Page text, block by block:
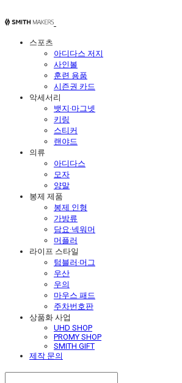
스포츠
아디다스 저지
사인볼
훈련 용품
시즌권 카드
악세서리
뱃지·마그넷
키링
스티커
랜야드
의류
아디다스
모자
양말
봉제 제품
봉제 인형
가방류
담요·넥워머
머플러
라이프 스타일
텀블러·머그
우산
우의
마우스 패드
주차번호판
상품화 사업
UHD SHOP
PROMY SHOP
SMITH GIFT
제작 문의